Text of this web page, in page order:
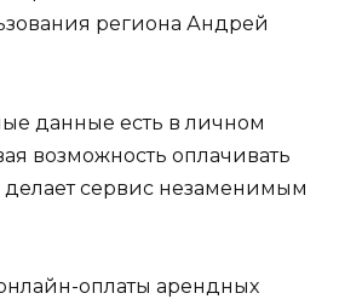
региона Андрей
данные есть в личном
возможность оплачивать
сервис незаменимым
оплаты арендных